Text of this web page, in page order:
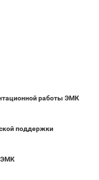
работы ЭМК
поддержки
ЭМК